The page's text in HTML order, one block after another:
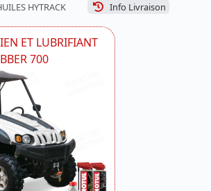
HYTRACK Info Livraison
ET LUBRIFIANT
700